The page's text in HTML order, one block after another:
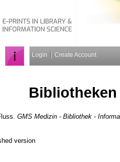
Login Create Account
GMS Medizin - Bibliothek -
version